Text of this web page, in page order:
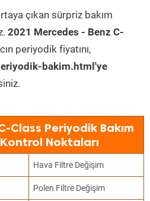
çıkan sürpriz bakım
2021 Mercedes - Benz C-
periyodik fiyatını,
bakim.html'ye
Class Periyodik Bakım
Noktaları
Hava Filtre Değişim
Polen Filtre Değişim